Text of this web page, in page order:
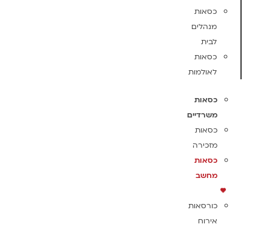
כסאות
מנהלים
לבית
כסאות
לאולמות
כסאות
משרדיים
כסאות
מזכירה
כסאות
מחשב
כורסאות
אירוח